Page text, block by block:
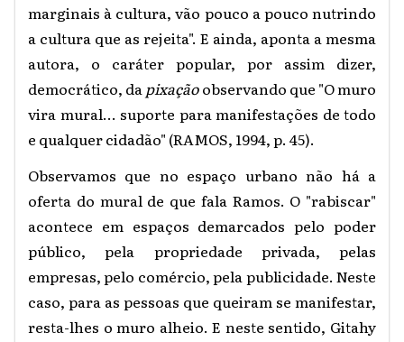
marginais à cultura, vão pouco a pouco nutrindo
a cultura que as rejeita". E ainda, aponta a mesma
autora, o caráter popular, por assim dizer,
democrático, dapixaçãoobservando que "O muro
vira mural... suporte para manifestações de todo
e qualquer cidadão" (RAMOS, 1994, p. 45).
Observamos que no espaço urbano não há a
oferta do mural de que fala Ramos. O "rabiscar"
acontece em espaços demarcados pelo poder
público, pela propriedade privada, pelas
empresas, pelo comércio, pela publicidade. Neste
caso, para as pessoas que queiram se manifestar,
resta-lhes o muro alheio. E neste sentido, Gitahy